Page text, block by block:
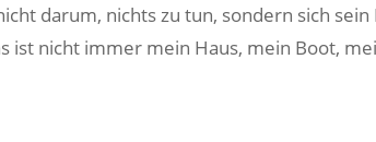
darum, nichts zu tun, sondern sich
ist nicht immer mein Haus, mein Boot,